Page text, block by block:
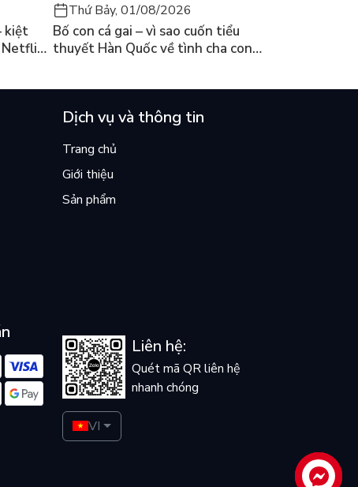
kiệt
Thứ Bảy, 01/08/2026
Bố con cá gai – vì sao cuốn tiểu
thuyết Hàn Quốc về tình cha con
Dịch vụ và thông tin
Trang chủ
Giới thiệu
Sản phẩm
Liên hệ:
Quét mã QR liên hệ
nhanh chóng
VI
Liên hệ